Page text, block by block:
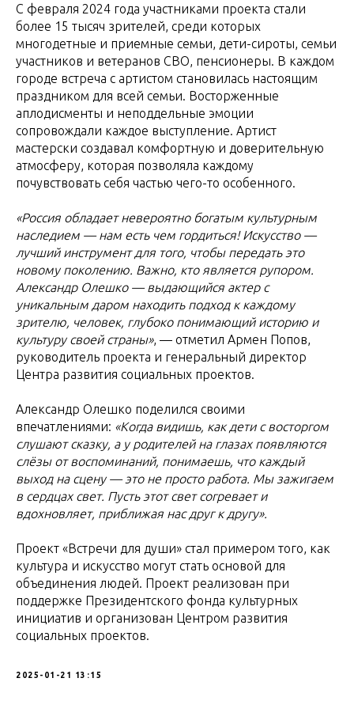
С февраля 2024 года участниками проекта стали
более 15 тысяч зрителей, среди которых
многодетные и приемные семьи, дети-сироты, семьи
участников и ветеранов СВО, пенсионеры. В каждом
городе встреча с артистом становилась настоящим
праздником для всей семьи. Восторженные
аплодисменты и неподдельные эмоции
сопровождали каждое выступление. Артист
мастерски создавал комфортную и доверительную
атмосферу, которая позволяла каждому
почувствовать себя частью чего-то особенного.
«Россия обладает невероятно богатым культурным
наследием — нам есть чем гордиться! Искусство —
лучший инструмент для того, чтобы передать это
новому поколению. Важно, кто является рупором.
Александр Олешко — выдающийся актер с
уникальным даром находить подход к каждому
зрителю, человек, глубоко понимающий историю и
культуру своей страны», — отметил Армен Попов,
руководитель проекта и генеральный директор
Центра развития социальных проектов.
Александр Олешко поделился своими
впечатлениями: «Когда видишь, как дети с восторгом
слушают сказку, а у родителей на глазах появляются
слёзы от воспоминаний, понимаешь, что каждый
выход на сцену — это не просто работа. Мы зажигаем
в сердцах свет. Пусть этот свет согревает и
вдохновляет, приближая нас друг к другу».
Проект «Встречи для души» стал примером того, как
культура и искусство могут стать основой для
объединения людей. Проект реализован при
поддержке Президентского фонда культурных
инициатив и организован Центром развития
социальных проектов.
2025-01-21 13:15